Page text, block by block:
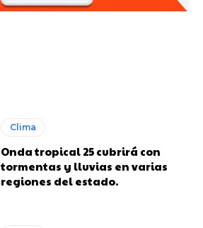
Clima
Onda tropical 25 cubrirá con
tormentas y lluvias en varias
regiones del estado.